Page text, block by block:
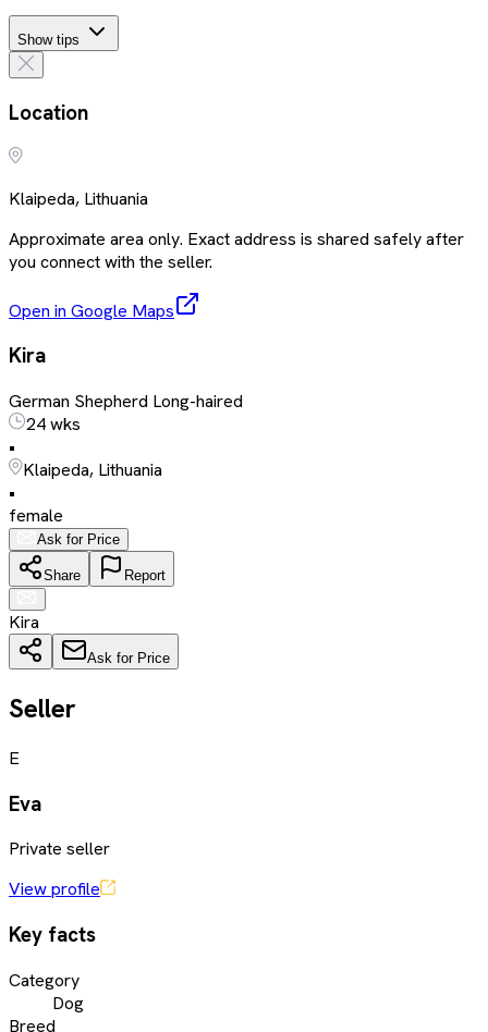
Show tips
Location
Klaipeda, Lithuania
Approximate area only. Exact address is shared safely after
you connect with the seller.
Open in Google Maps
Kira
German Shepherd Long-haired
24 wks
•
Klaipeda, Lithuania
•
female
Ask for Price
Share Report
Kira
Ask for Price
Seller
E
Eva
Private seller
View profile
Key facts
Category
Dog
Breed